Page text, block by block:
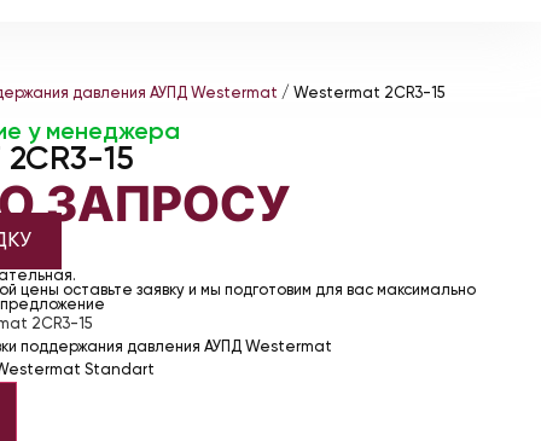
давления АУПД Westermat / Westermat 2CR3-15
у менеджера
2CR3-15
ЗАПРОСУ
цены оставьте заявку и мы подготовим для вас максимально
2CR3-15
поддержания давления АУПД Westermat
Standart